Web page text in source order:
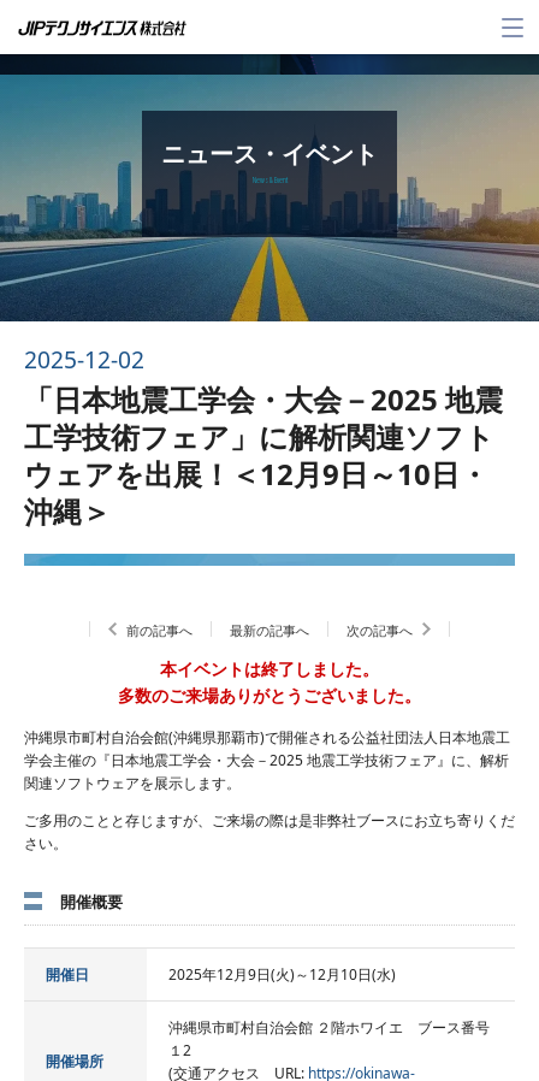
メ
ー
ニュース・イベント
News & Event
2025-12-02
「日本地震工学会・大会－2025 地震
工学技術フェア」に解析関連ソフト
ウェアを出展！＜12月9日～10日・
沖縄＞
前の記事へ 最新の記事へ 次の記事へ
本イベントは終了しました。
多数のご来場ありがとうございました。
沖縄県市町村自治会館(沖縄県那覇市)で開催される公益社団法人日本地震工
学会主催の『日本地震工学会・大会－2025 地震工学技術フェア』に、解析
関連ソフトウェアを展示します。
ご多用のことと存じますが、ご来場の際は是非弊社ブースにお立ち寄りくだ
さい。
開催概要
開催日 2025年12月9日(火)～12月10日(水)
開催場所
沖縄県市町村⾃治会館 ２階ホワイエ ブース番号
１2
(交通アクセス URL: https://okinawa-